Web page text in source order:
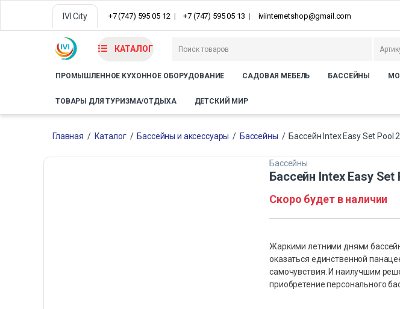
IVI City +7 (747) 595 05 12 +7 (747) 595 05 13 iviinternetshop@gmail.com
КАТАЛОГ
ПРОМЫШЛЕННОЕ КУХОННОЕ ОБОРУДОВАНИЕ САДОВАЯ МЕБЕЛЬ БАССЕЙНЫ
ТОВАРЫ ДЛЯ ТУРИЗМА/ОТДЫХА ДЕТСКИЙ МИР
Главная / Каталог / Бассейны и аксессуары / Бассейны / Бассейн Intex Easy Set Pool
Бассейны
Бассейн Intex Easy
Скоро будет в наличии
Жаркими летними днями
оказаться единственной
самочувствия. И наилучшим
приобретение персонального